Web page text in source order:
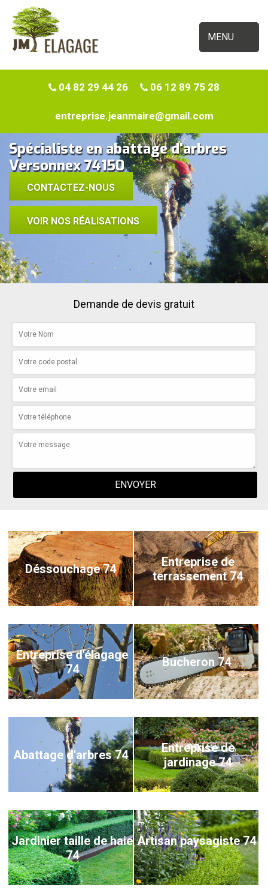
MENU
04 82 29 44 26 06 12 89 75 28
entreprise.jeanmaire@gmail.com
Spécialiste en abattage d'arbres
Versonnex 74150
CONTACTEZ-NOUS
VOIR NOS RÉALISATIONS
Demande de devis gratuit
Déssouchage 74
Entreprise de
terrassement 74
Entreprise d'élagage
74
Bucheron 74
Abattage d'arbres 74
Entreprise de
jardinage 74
Jardinier taille de haie
74
Artisan paysagiste 74